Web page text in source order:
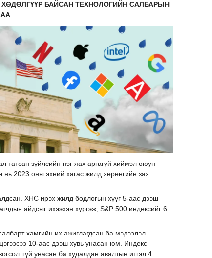
БАЙСАН ТЕХНОЛОГИЙН САЛБАРЫН
татсан зүйлсийн нэг яах аргагүй хиймэл оюун
2023 оны эхний хагас жилд хөрөнгийн зах
ХНС ирэх жилд бодлогын хүүг 5-аас дээш
айдсыг ихээхэн хүргэж, S&P 500 индексийг 6
хамгийн их ажиглагдсан ба мэдээлэл
10-аас дээш хувь унасан юм. Индекс
унасан ба худалдан авалтын итгэл 4